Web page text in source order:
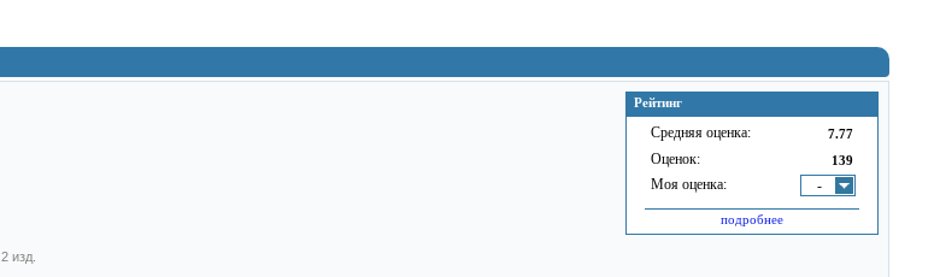
Рейтинг
Средняя оценка: 7.77
Оценок: 139
Моя оценка: -
подробнее
изд.